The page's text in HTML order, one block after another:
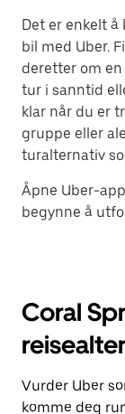
Det er enkelt
bil med Uber.
deretter om
tur i sanntid
klar når du er
gruppe eller
turalternativ
Åpne Uber-
begynne å
Coral
Vurder Uber
komme deg